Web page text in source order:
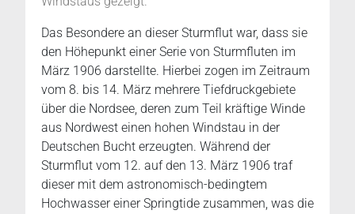
Das Besondere an dieser Sturmflut war, dass sie
den Höhepunkt einer Serie von Sturmfluten im
März 1906 darstellte. Hierbei zogen im Zeitraum
vom 8. bis 14. März mehrere Tiefdruckgebiete
über die Nordsee, deren zum Teil kräftige Winde
aus Nordwest einen hohen Windstau in der
Deutschen Bucht erzeugten. Während der
Sturmflut vom 12. auf den 13. März 1906 traf
dieser mit dem astronomisch-bedingtem
Hochwasser einer Springtide zusammen, was die